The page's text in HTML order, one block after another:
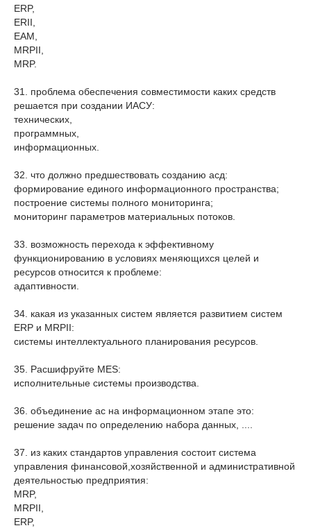
ERP,
ERII,
EAM,
MRPII,
MRP.
31. проблема обеспечения совместимости каких средств
решается при создании ИАСУ:
технических,
программных,
информационных.
32. что должно предшествовать созданию асд:
формирование единого информационного пространства;
построение системы полного мониторинга;
мониторинг параметров материальных потоков.
33. возможность перехода к эффективному
функционированию в условиях меняющихся целей и
ресурсов относится к проблеме:
адаптивности.
34. какая из указанных систем является развитием систем
ERP и MRPII:
системы интеллектуального планирования ресурсов.
35. Расшифруйте MES:
исполнительные системы производства.
36. объединение ас на информационном этапе это:
решение задач по определению набора данных, ....
37. из каких стандартов управления состоит система
управления финансовой,хозяйственной и административной
деятельностью предприятия:
MRP,
MRPII,
ERP,